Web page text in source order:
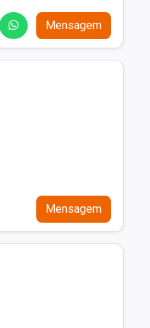
Mensagem
Mensagem